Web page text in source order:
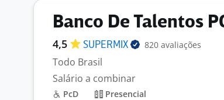
Banco De Talentos
4,5 SUPERMIX 820 avaliações
Todo Brasil
Salário a combinar
PcD Presencial